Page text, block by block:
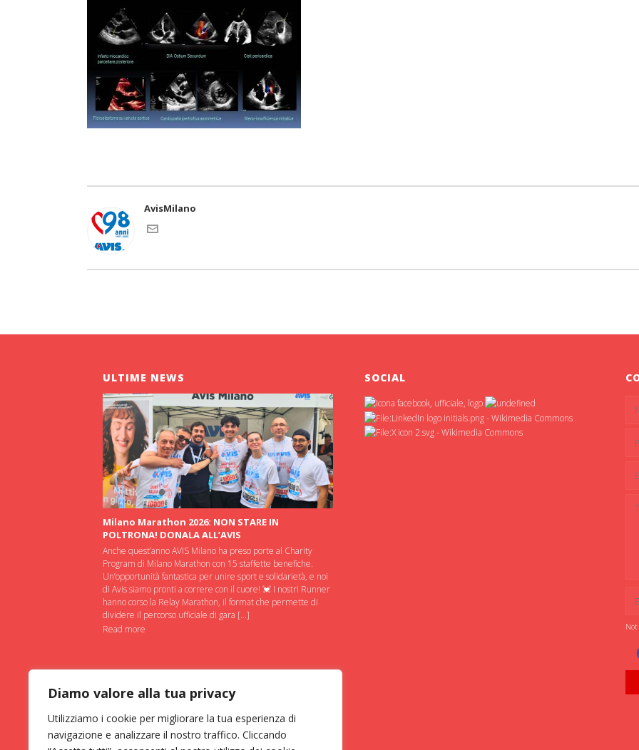
Diamo valore alla tua privacy
Utilizziamo i cookie per migliorare la tua esperienza di
navigazione e analizzare il nostro traffico. Cliccando
AvisMilano
ULTIME NEWS
Milano Marathon 2026: NON STARE IN
POLTRONA! DONALA ALL’AVIS
Anche quest’anno AVIS Milano ha preso porte al Charity
Program di Milano Marathon con 15 staffette benefiche.
Un’opportunità fantastica per unire sport e solidarietà, e noi
di Avis siamo pronti a correre con il cuore! 💓 I nostri Runner
hanno corso la Relay Marathon, il format che permette di
dividere il percorso ufficiale di gara […]
Read more
SOCIAL